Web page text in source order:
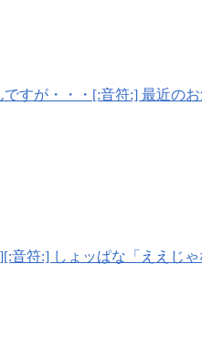
すが・・・[:音符:] 最近
符:] しょッぱな「ええじ